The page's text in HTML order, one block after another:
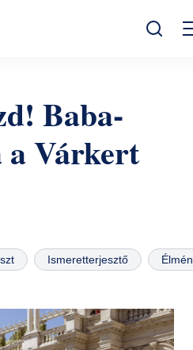
Baba-
a Várkert
Ismeretterjesztő